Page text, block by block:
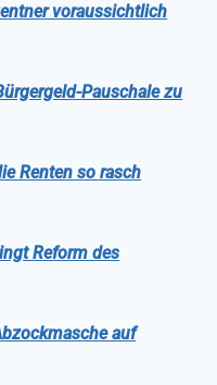
voraussichtlich
Pauschale zu
Renten so rasch
Reform des
auf